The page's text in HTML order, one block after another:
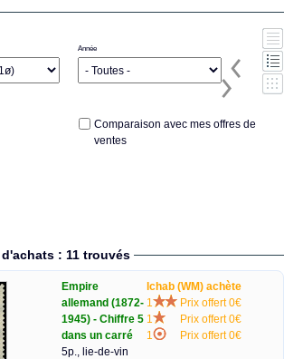
Année
Comparaison avec mes offres de
ventes
: 11 trouvés
Empire
allemand (1872-
1945) - Chiffre 5
dans un carré
5p., lie-de-vin
lchab (WM) achète
1
Prix offert 0€
1
Prix offert 0€
1
Prix offert 0€